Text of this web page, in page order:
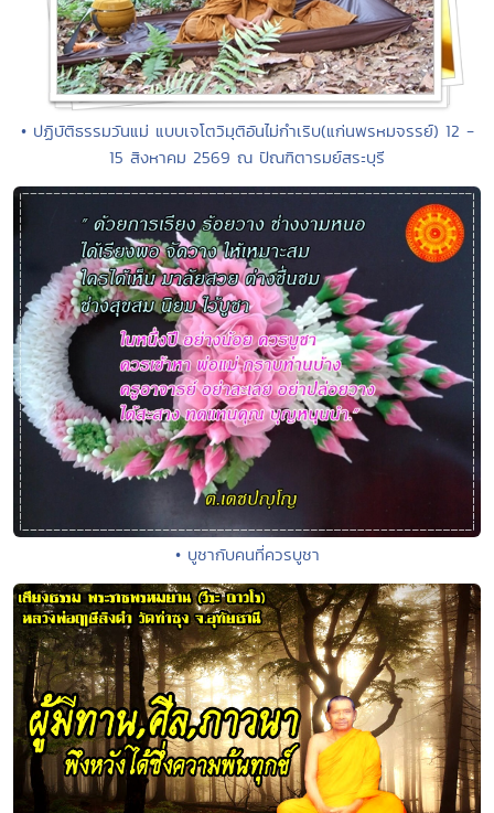
• ปฏิบัติธรรมวันแม่ แบบเจโตวิมุติอันไม่กำเริบ(แก่นพรหมจรรย์) 12 -
15 สิงหาคม 2569 ณ ปัณฑิตารมย์สระบุรี
• บูชากับคนที่ควรบูชา